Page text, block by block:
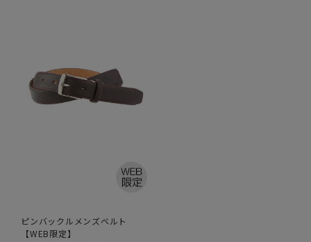
ピンバックルメンズベルト
【WEB限定】